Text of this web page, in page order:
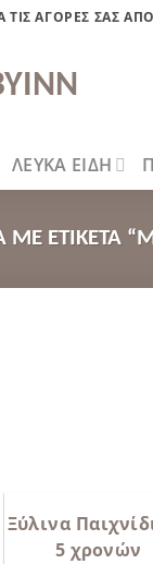
ΑΓΟΡΕΣ ΣΑΣ
ΛΕΥΚΑ ΕΙΔΗ
ΜΕ ΕΤΙΚΈΤΑ
Ξύλινα
5 χρονών